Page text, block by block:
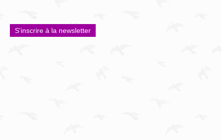
S'inscrire à la newsletter